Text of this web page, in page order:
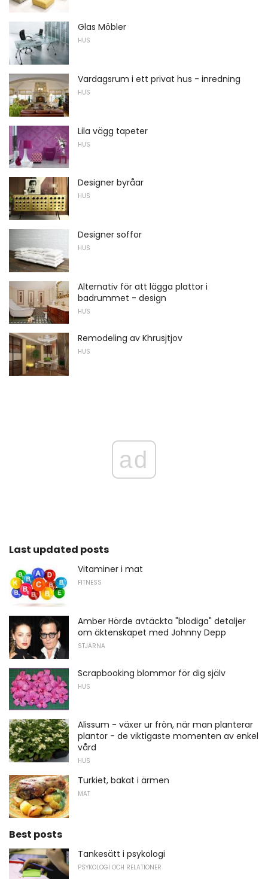
Glas Möbler
HUS
Vardagsrum i ett privat hus - inredning
HUS
Lila vägg tapeter
HUS
Designer byråar
HUS
Designer soffor
HUS
Alternativ för att lägga plattor i
badrummet - design
HUS
Remodeling av Khrusjtjov
HUS
ad
Last updated posts
Vitaminer i mat
FITNESS
Amber Hörde avtäckta "blodiga" detaljer
om äktenskapet med Johnny Depp
STJÄRNA
Scrapbooking blommor för dig själv
HUS
Alissum - växer ur frön, när man planterar
plantor - de viktigaste momenten av enkel
vård
HUS
Turkiet, bakat i ärmen
MAT
Best posts
Tankesätt i psykologi
PSYKOLOGI OCH RELATIONER